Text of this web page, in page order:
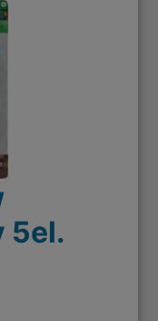
5el.